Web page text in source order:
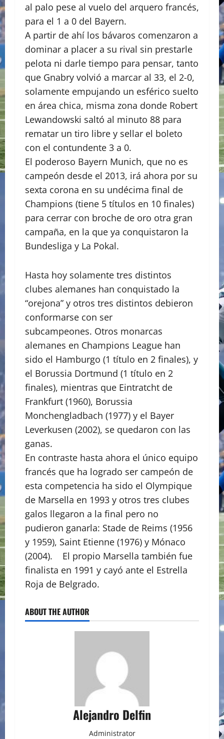
al palo pese al vuelo del arquero francés,
para el 1 a 0 del Bayern.
A partir de ahí los bávaros comenzaron a
dominar a placer a su rival sin prestarle
pelota ni darle tiempo para pensar, tanto
que Gnabry volvió a marcar al 33, el 2-0,
solamente empujando un esférico suelto
en área chica, misma zona donde Robert
Lewandowski saltó al minuto 88 para
rematar un tiro libre y sellar el boleto
con el contundente 3 a 0.
El poderoso Bayern Munich, que no es
campeón desde el 2013, irá ahora por su
sexta corona en su undécima final de
Champions (tiene 5 títulos en 10 finales)
para cerrar con broche de oro otra gran
campaña, en la que ya conquistaron la
Bundesliga y La Pokal.
Hasta hoy solamente tres distintos
clubes alemanes han conquistado la
“orejona” y otros tres distintos debieron
conformarse con ser
subcampeones. Otros monarcas
alemanes en Champions League han
sido el Hamburgo (1 título en 2 finales), y
el Borussia Dortmund (1 título en 2
finales), mientras que Eintratcht de
Frankfurt (1960), Borussia
Monchengladbach (1977) y el Bayer
Leverkusen (2002), se quedaron con las
ganas.
En contraste hasta ahora el único equipo
francés que ha logrado ser campeón de
esta competencia ha sido el Olympique
de Marsella en 1993 y otros tres clubes
galos llegaron a la final pero no
pudieron ganarla: Stade de Reims (1956
y 1959), Saint Etienne (1976) y Mónaco
(2004). El propio Marsella también fue
finalista en 1991 y cayó ante el Estrella
Roja de Belgrado.
ABOUT THE AUTHOR
Alejandro Delfin
Administrator